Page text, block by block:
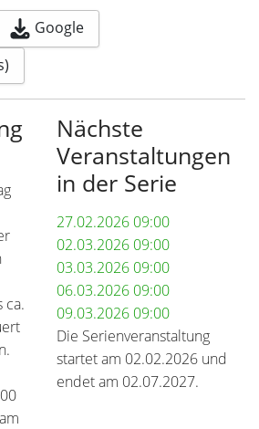
Google
ca.
Nächste
Veranstaltungen
in der Serie
27.02.2026 09:00
02.03.2026 09:00
03.03.2026 09:00
06.03.2026 09:00
09.03.2026 09:00
Die Serienveranstaltung
startet am 02.02.2026 und
endet am 02.07.2027.